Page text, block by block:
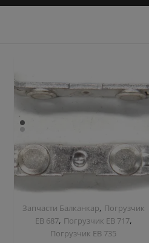
Запчасти Балканкар, Погрузчик
ЕВ 687, Погрузчик ЕВ 717,
Погрузчик ЕВ 735